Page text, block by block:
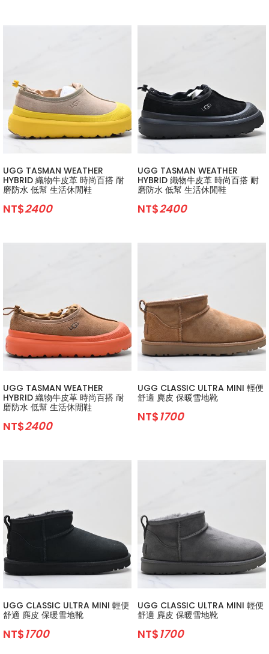
UGG TASMAN WEATHER
HYBRID 織物牛皮革 時尚百搭 耐
磨防水 低幫 生活休閒鞋
NT$2400
UGG TASMAN WEATHER
HYBRID 織物牛皮革 時尚百搭 耐
磨防水 低幫 生活休閒鞋
NT$2400
UGG TASMAN WEATHER
HYBRID 織物牛皮革 時尚百搭 耐
磨防水 低幫 生活休閒鞋
NT$2400
UGG CLASSIC ULTRA MINI 輕便
舒適 麂皮 保暖雪地靴
NT$1700
UGG CLASSIC ULTRA MINI 輕便
舒適 麂皮 保暖雪地靴
NT$1700
UGG CLASSIC ULTRA MINI 輕便
舒適 麂皮 保暖雪地靴
NT$1700